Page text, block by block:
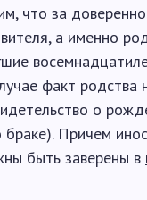
что за
а именно
факт родства
о
браке). Причем
быть заверены в